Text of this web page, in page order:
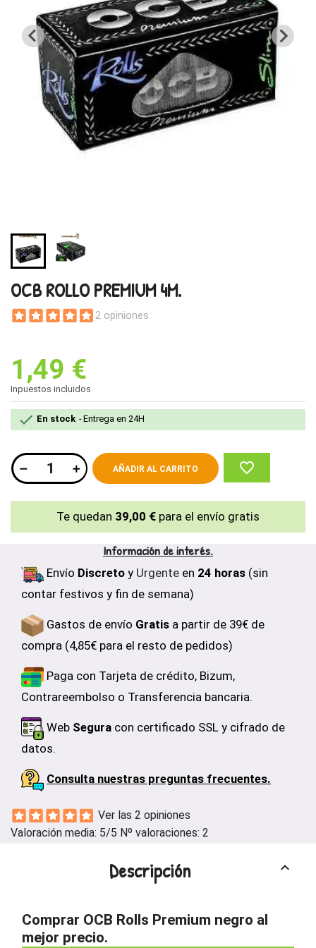
OCB ROLLO PREMIUM 4M.
2 opiniones
1,49 €
Inpuestos incluidos
 En stock Entrega en 24H
AÑADIR AL CARRITO favorite_border
Te quedan 39,00 € para el envío gratis
Información de interés.
Envío Discreto y Urgente en 24 horas (sin
contar festivos y fin de semana)
Gastos de envío Gratis a partir de 39€ de
compra (4,85€ para el resto de pedidos)
Paga con Tarjeta de crédito, Bizum,
Contrareembolso o Transferencia bancaria.
Web Segura con certificado SSL y cifrado de
datos.
Consulta nuestras preguntas frecuentes.
Ver las 2 opiniones
Valoración media: 5/5 Nº valoraciones: 2
Descripción keyboard_arrow_up
Comprar OCB Rolls Premium negro al
mejor precio.